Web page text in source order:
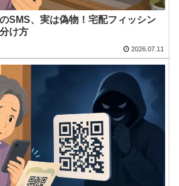
SMS、実は偽物！宅配フィッシン
け方
2026.07.11